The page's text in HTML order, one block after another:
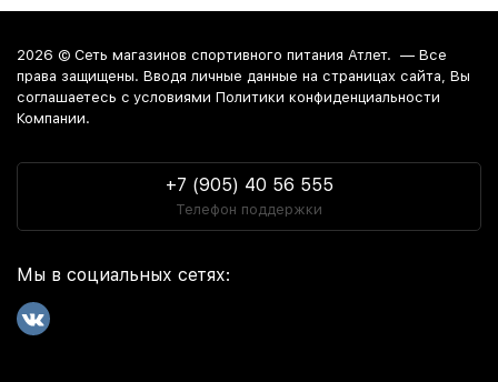
2026 © Сеть магазинов спортивного питания Атлет. — Все
права защищены. Вводя личные данные на страницах сайта, Вы
соглашаетесь c условиями Политики конфиденциальности
Компании.
+7 (905) 40 56 555
Телефон поддержки
Мы в социальных сетях: